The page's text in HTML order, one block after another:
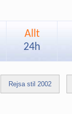
Allt
24h
Rejsa stil 2002